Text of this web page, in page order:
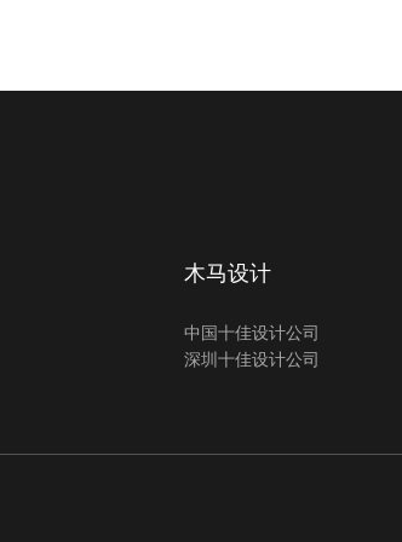
木马设计
中国十佳设计公司
深圳十佳设计公司